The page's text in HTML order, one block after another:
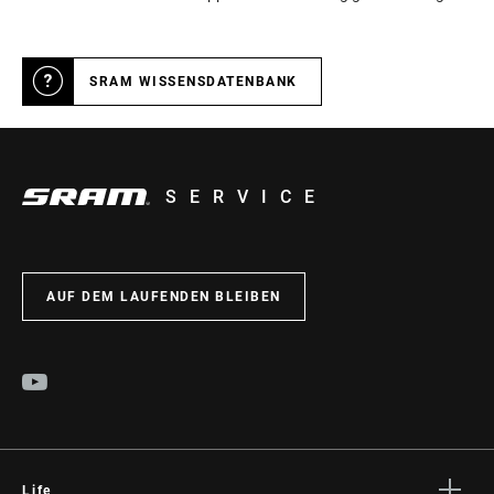
ZAHNSPRUNG VORNE
SRAM WISSENSDATENBANK
SERVICE
AUF DEM LAUFENDEN BLEIBEN
Life